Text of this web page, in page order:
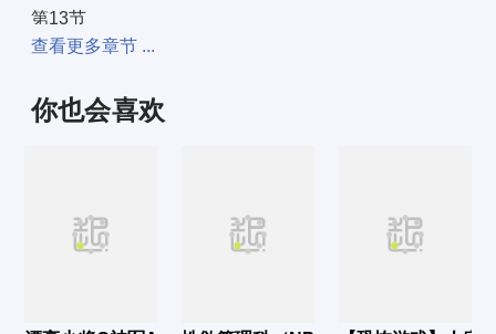
第13节
第14节
第15节
第19节
第21节
查看更多章节 ...
你也会喜欢